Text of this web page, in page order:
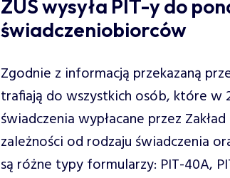
ZUS wysyła PIT-y do
świadczeniobiorców
Zgodnie z informacją przekazaną
trafiają do wszystkich osób, które w
świadczenia wypłacane przez
zależności od rodzaju świadczenia
są różne typy formularzy: PIT-40A,